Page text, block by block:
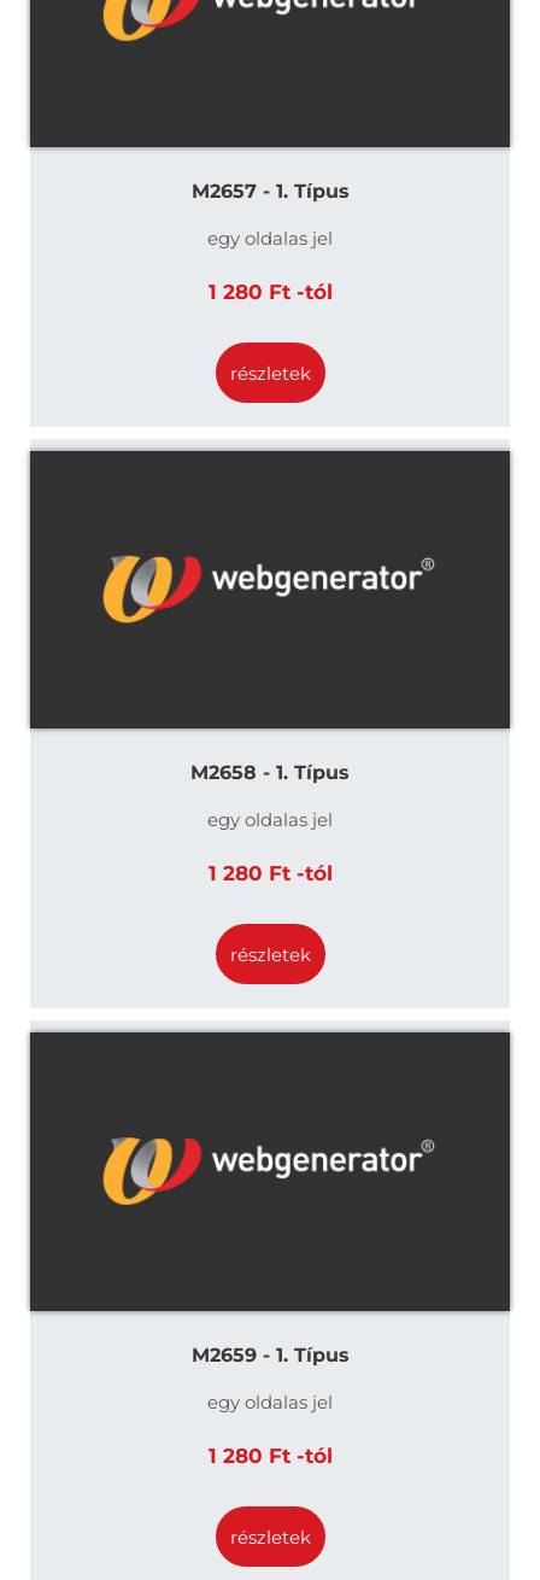
M2657 - 1. Típus
egy oldalas jel
1 280 Ft -tól
részletek
M2658 - 1. Típus
egy oldalas jel
1 280 Ft -tól
részletek
M2659 - 1. Típus
egy oldalas jel
1 280 Ft -tól
részletek